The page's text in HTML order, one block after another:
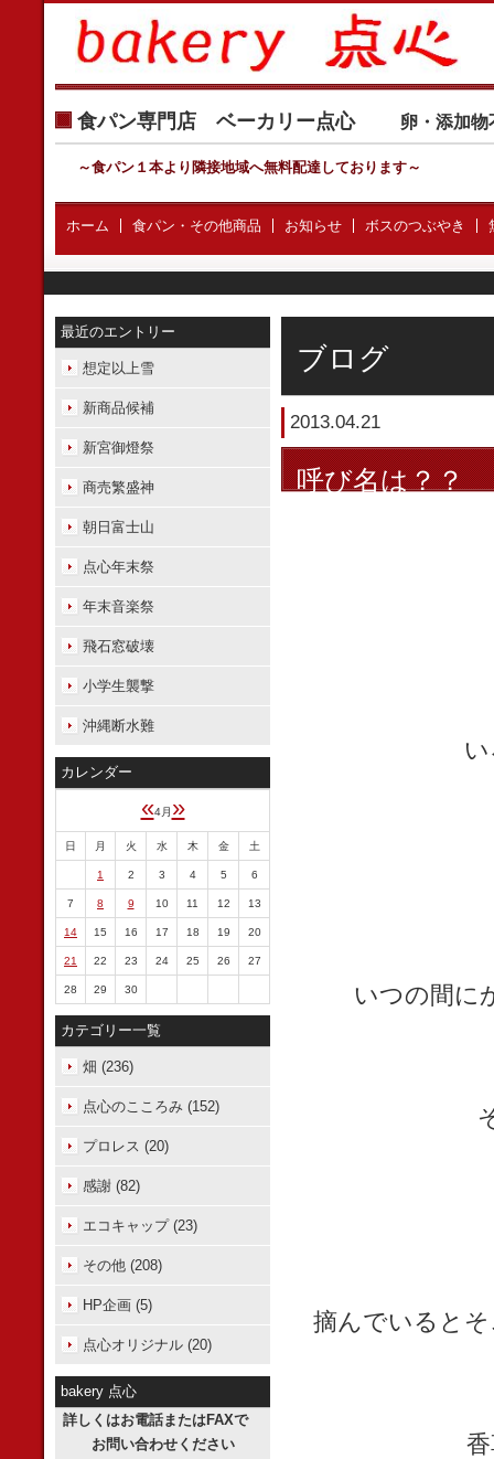
食パン専門店 ベーカリー点心 卵・添加
～食パン１本より隣接地域へ無料配達しております～
ホーム 食パン・その他商品 お知らせ ボスのつぶやき
ブログ
2013.04.21
呼び名は？？
いつの間に
摘んでいると
最近のエントリー
想定以上雪
新商品候補
新宮御燈祭
商売繁盛神
朝日富士山
点心年末祭
年末音楽祭
飛石窓破壊
小学生襲撃
沖縄断水難
カレンダー
«4月 »
日 月 火 水 木 金 土
1 2 3 4 5 6
7 8 9 10 11 12 13
14 15 16 17 18 19 20
21 22 23 24 25 26 27
28 29 30
カテゴリー一覧
畑 (236)
点心のこころみ (152)
プロレス (20)
感謝 (82)
エコキャップ (23)
その他 (208)
HP企画 (5)
点心オリジナル (20)
bakery 点心
詳しくはお電話またはFAXで
お問い合わせください